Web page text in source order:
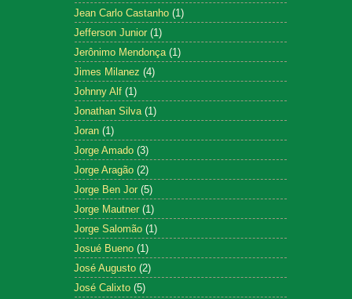
Jean Carlo Castanho (1)
Jefferson Junior (1)
Jerônimo Mendonça (1)
Jimes Milanez (4)
Johnny Alf (1)
Jonathan Silva (1)
Joran (1)
Jorge Amado (3)
Jorge Aragão (2)
Jorge Ben Jor (5)
Jorge Mautner (1)
Jorge Salomão (1)
Josué Bueno (1)
José Augusto (2)
José Calixto (5)